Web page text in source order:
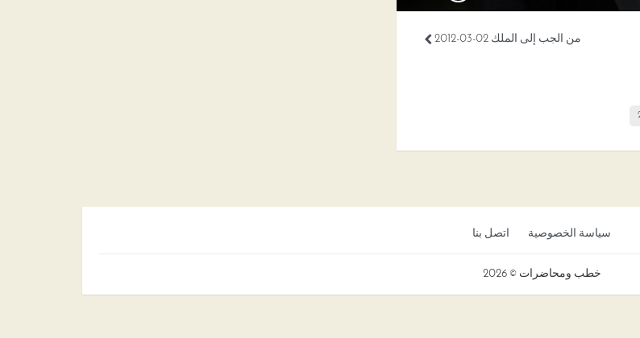
من الجب إلى الملك 02-03-2012
سياسة الخصوصية اتصل بنا
خطب ومحاضرات © 2026